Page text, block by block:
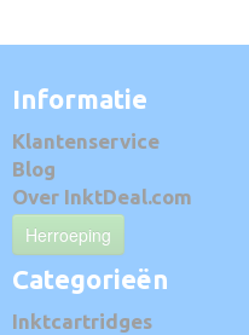
Informatie
Klantenservice
Blog
Over InktDeal.com
Herroeping
Categorieën
Inktcartridges